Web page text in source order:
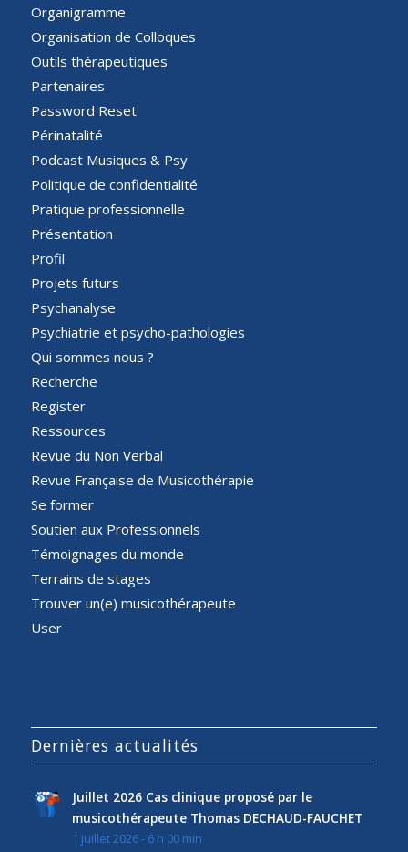
Organigramme
Organisation de Colloques
Outils thérapeutiques
Partenaires
Password Reset
Périnatalité
Podcast Musiques & Psy
Politique de confidentialité
Pratique professionnelle
Présentation
Profil
Projets futurs
Psychanalyse
Psychiatrie et psycho-pathologies
Qui sommes nous ?
Recherche
Register
Ressources
Revue du Non Verbal
Revue Française de Musicothérapie
Se former
Soutien aux Professionnels
Témoignages du monde
Terrains de stages
Trouver un(e) musicothérapeute
User
Dernières actualités
Juillet 2026 Cas clinique proposé par le
musicothérapeute Thomas DECHAUD-FAUCHET
1 juillet 2026 - 6 h 00 min